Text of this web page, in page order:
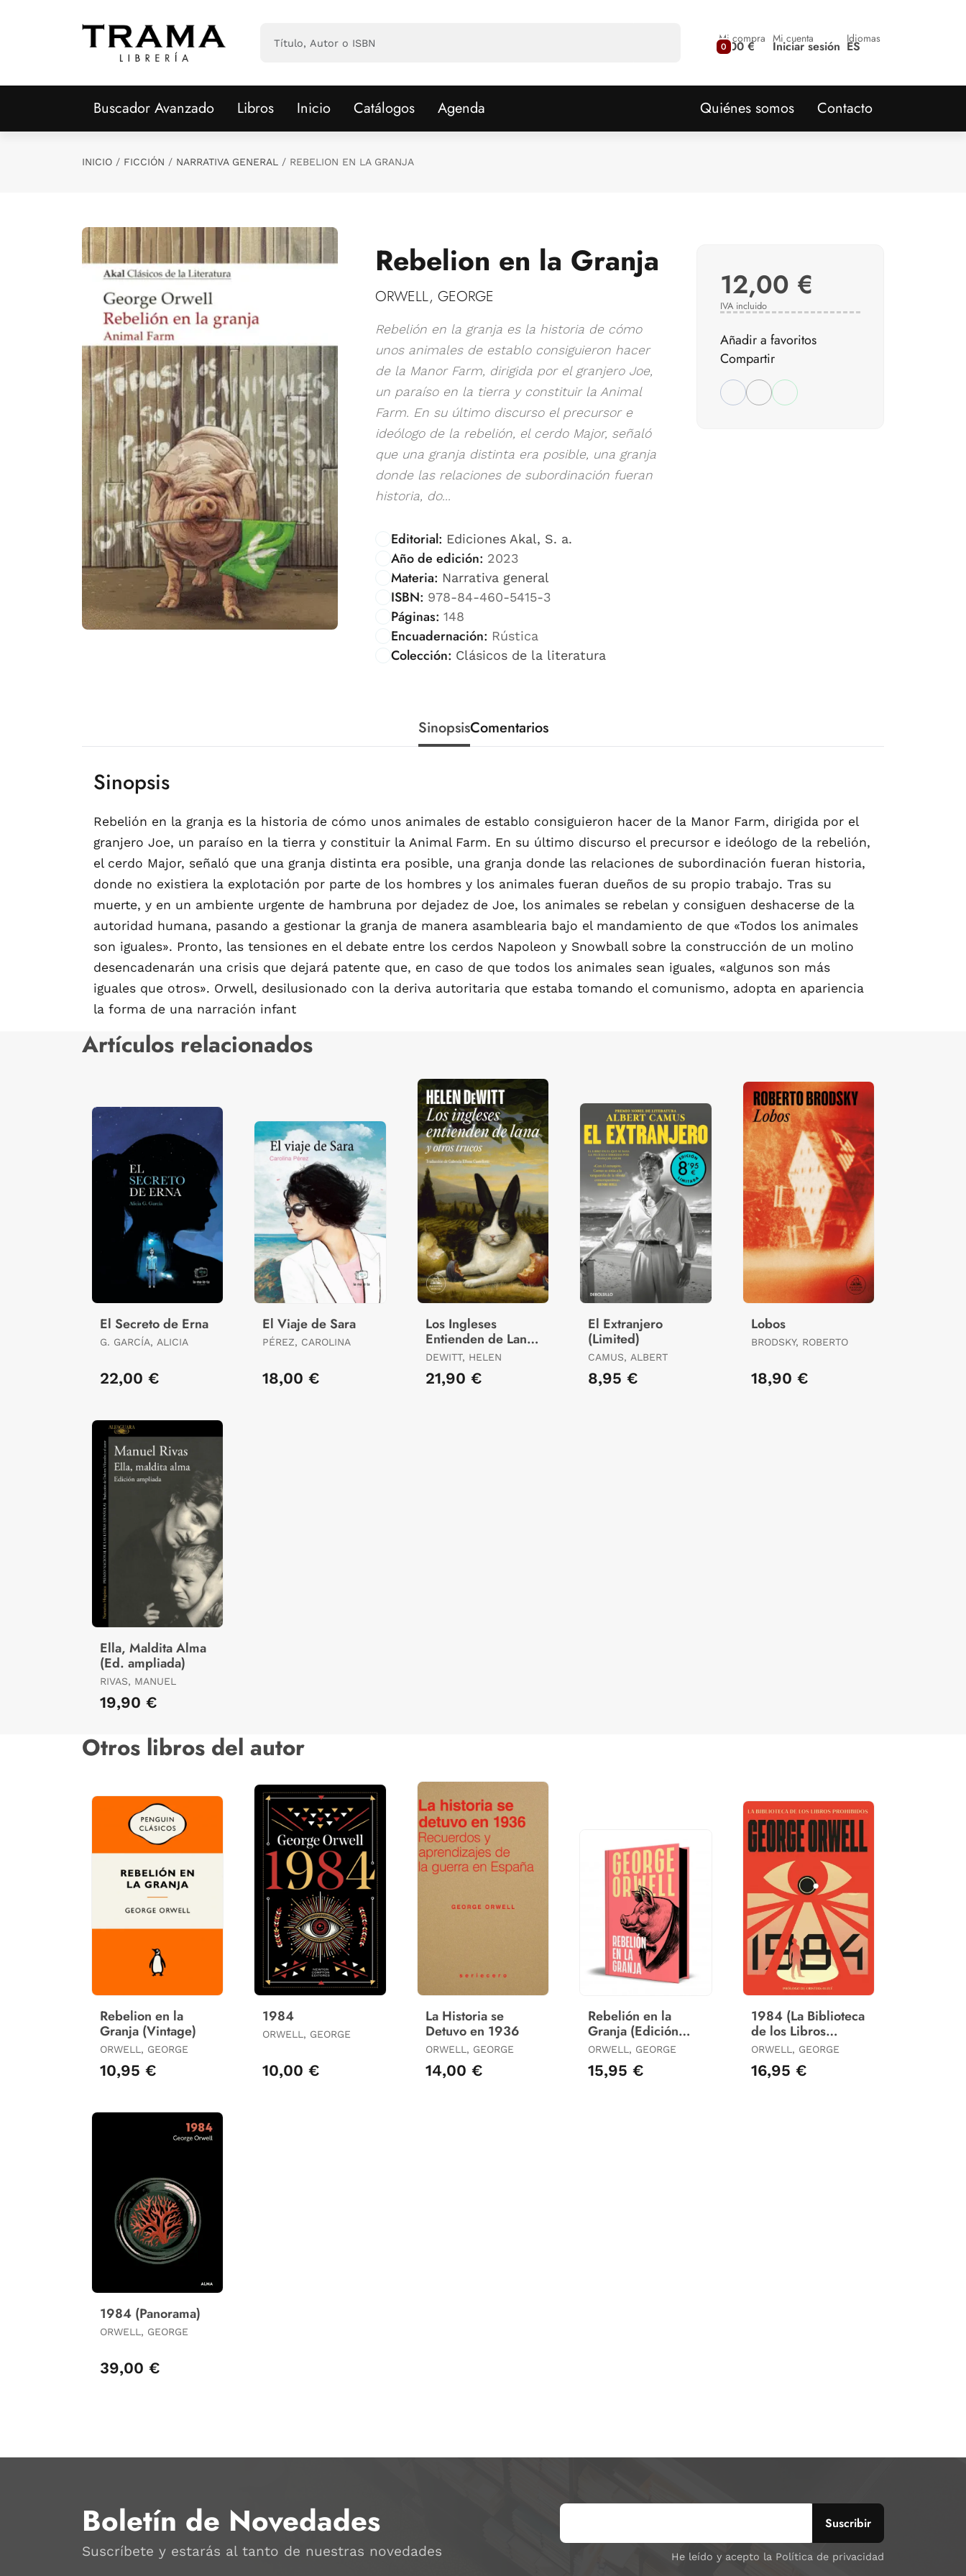
0
Mi compra
0,00 € Mi cuenta
Iniciar sesión Idiomas
ES
Buscador Avanzado Libros Inicio Catálogos Agenda Quiénes somos Contacto
INICIO FICCIÓN NARRATIVA GENERAL REBELION EN LA GRANJA
Rebelion en la Granja
ORWELL, GEORGE
Rebelión en la granja es la historia de cómo
unos animales de establo consiguieron hacer
de la Manor Farm, dirigida por el granjero Joe,
un paraíso en la tierra y constituir la Animal
Farm. En su último discurso el precursor e
ideólogo de la rebelión, el cerdo Major, señaló
que una granja distinta era posible, una granja
donde las relaciones de subordinación fueran
historia, do...
Editorial: Ediciones Akal, S. a.
Año de edición: 2023
Materia: Narrativa general
ISBN: 978-84-460-5415-3
Páginas: 148
Encuadernación: Rústica
Colección: Clásicos de la literatura
12,00 €
IVA incluido
Añadir a favoritos
Compartir
SinopsisComentarios
Sinopsis
Rebelión en la granja es la historia de cómo unos animales de establo consiguieron hacer de la Manor Farm, dirigida por el
granjero Joe, un paraíso en la tierra y constituir la Animal Farm. En su último discurso el precursor e ideólogo de la rebelión,
el cerdo Major, señaló que una granja distinta era posible, una granja donde las relaciones de subordinación fueran historia,
donde no existiera la explotación por parte de los hombres y los animales fueran dueños de su propio trabajo. Tras su
muerte, y en un ambiente urgente de hambruna por dejadez de Joe, los animales se rebelan y consiguen deshacerse de la
autoridad humana, pasando a gestionar la granja de manera asamblearia bajo el mandamiento de que «Todos los animales
son iguales». Pronto, las tensiones en el debate entre los cerdos Napoleon y Snowball sobre la construcción de un molino
desencadenarán una crisis que dejará patente que, en caso de que todos los animales sean iguales, «algunos son más
iguales que otros». Orwell, desilusionado con la deriva autoritaria que estaba tomando el comunismo, adopta en apariencia
la forma de una narración infant
Artículos relacionados
El Secreto de Erna
G. GARCÍA, ALICIA
22,00 €
El Viaje de Sara
PÉREZ, CAROLINA
18,00 €
Los Ingleses
Entienden de Lana
(Y Otros Trucos)
DEWITT, HELEN
21,90 €
El Extranjero
(Limited)
CAMUS, ALBERT
8,95 €
Lobos
BRODSKY, ROBERTO
18,90 €
Ella, Maldita Alma
(Ed. ampliada)
RIVAS, MANUEL
19,90 €
Otros libros del autor
Rebelion en la
Granja (Vintage)
ORWELL, GEORGE
10,95 €
1984
ORWELL, GEORGE
10,00 €
La Historia se
Detuvo en 1936
ORWELL, GEORGE
14,00 €
Rebelión en la
Granja (Edición
Especial Limitada
con Cantos
Tintados)
ORWELL, GEORGE
15,95 €
1984 (La Biblioteca
de los Libros
Prohibidos)
ORWELL, GEORGE
16,95 €
1984 (Panorama)
ORWELL, GEORGE
39,00 €
Boletín de Novedades
Suscríbete y estarás al tanto de nuestras novedades He leído y acepto la Política de privacidad